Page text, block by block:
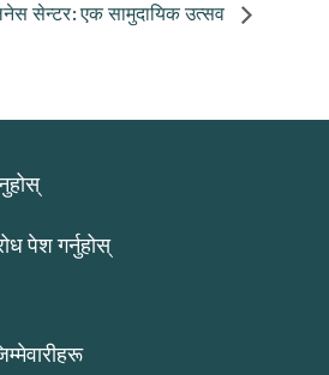
सेन्टर: एक सामुदायिक उत्सव
पेश गर्नुहोस्